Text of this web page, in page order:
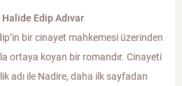
Edip Adıvar
bir cinayet mahkemesi üzerinden
ortaya koyan bir romandır. Cinayeti
adı ile Nadire, daha ilk sayfadan